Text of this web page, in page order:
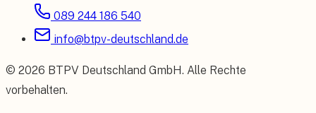
089 244 186 540
info@btpv-deutschland.de
© 2026 BTPV Deutschland GmbH. Alle Rechte
vorbehalten.